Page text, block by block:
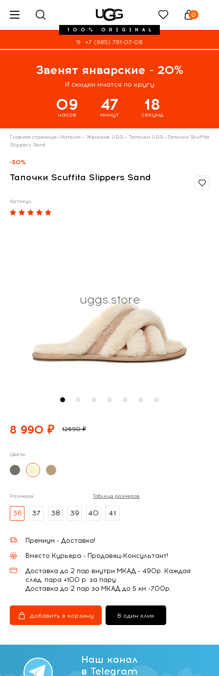
100% ORIGINAL
0
+7 (985) 761-07-08
Звенят январские - 20%
И скидки мчатся по кругу
09
часов
47
минут
17
секунд
Главная страница— Каталог— Женские UGG— Тапочки UGG—Тапочки Scuffita
Slippers Sand
-30%
Тапочки Scuffita Slippers Sand
Артикул:
8 990 ₽ 12690 ₽
Цвета:
Размеры: Таблица размеров
36 37 38 39 40 41
Премиум - Доставка!
Вместо Курьера - Продавец-Консультант!
Доставка до 2 пар внутри МКАД - 490р. Каждая
след. пара +100 р. за пару.
Доставка до 2 пар за МКАД до 5 км -700р.
Добавить в корзину В один клик
Наш канал
в Telegram